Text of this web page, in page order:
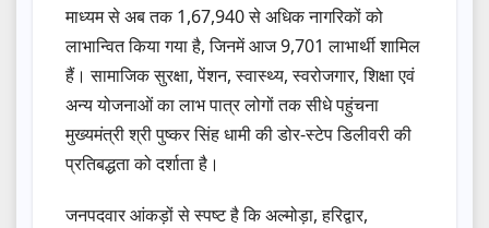
माध्यम से अब तक 1,67,940 से अधिक नागरिकों को
लाभान्वित किया गया है, जिनमें आज 9,701 लाभार्थी शामिल
हैं। सामाजिक सुरक्षा, पेंशन, स्वास्थ्य, स्वरोजगार, शिक्षा एवं
अन्य योजनाओं का लाभ पात्र लोगों तक सीधे पहुंचना
मुख्यमंत्री श्री पुष्कर सिंह धामी की डोर-स्टेप डिलीवरी की
प्रतिबद्धता को दर्शाता है।
जनपदवार आंकड़ों से स्पष्ट है कि अल्मोड़ा, हरिद्वार,